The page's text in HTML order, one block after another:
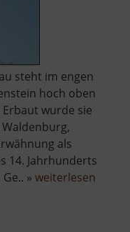
steht im engen
hoch oben
wurde sie
als
14. Jahrhunderts
» weiterlesen